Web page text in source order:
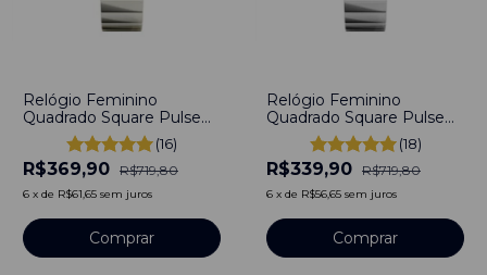
Relógio Feminino
Quadrado Square Pulse
Bicolor Aço Inoxidável
banhado a titânio (16)
R$369,90 R$719,80
6 x de R$61,65 sem juros
Comprar
Relógio Feminino
Quadrado Square Pulse
Ivory Prata Aço Inoxidável
banhado a titânio (18)
R$339,90 R$719,80
6 x de R$56,65 sem juros
Comprar